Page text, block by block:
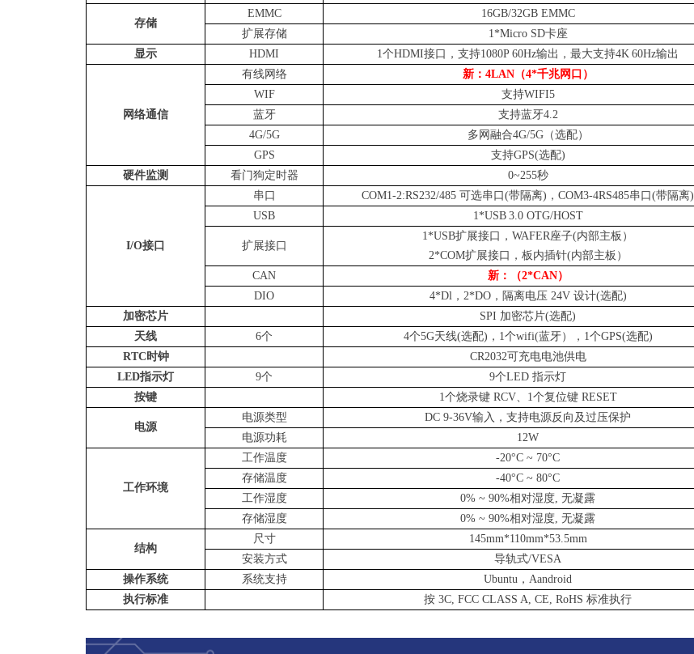
存储
EMMC 16GB/32GB EMMC
扩展存储
1*Micro SD卡座
显示
HDMI 1个HDMI接口，支持1080P 60Hz输出，最大支持4K 60Hz输出
网络通信
有线网络 新： 4LAN（4*千兆网口）
WIF
支持WIFI5
蓝牙
支持蓝牙4.2
4G/5G
多网融合4G/5G（选配）
GPS
支持GPS(选配)
硬件监测
看门狗定时器 0~255秒
I/O接口
串口
COM1-2:RS232/485 可选串口(带隔离)，COM3-4RS485串口(带隔离)
USB
1*USB 3.0 OTG/HOST
扩展接口
1*USB扩展接口，WAFER座子(内部主板）
2*COM扩展接口，板内插针(内部主板）
CAN
新：（2*CAN）
DIO
4*Dl，2*DO，隔离电压 24V 设计(选配)
加密芯片
SPI 加密芯片(选配)
天线
6个 4个5G天线(选配)，1个wifi(蓝牙）， 1个GPS(选配)
RTC时钟
CR2032可充电电池供电
LED指示灯
9个
9个LED 指示灯
按键
1个烧录键 RCV、1个复位键 RESET
电源
电源类型
DC 9-36V输入，支持电源反向及过压保护
电源功耗
12W
工作环境
工作温度
-20°C ~ 70°C
存储温度
-40°C ~ 80°C
工作湿度
0% ~ 90%相对湿度, 无凝露
存储湿度
0% ~ 90%相对湿度, 无凝露
结构
尺寸
145mm*110mm*53.5mm
安装方式
导轨式/VESA
操作系统
系统支持
Ubuntu，Aandroid
执行标准
按 3C, FCC CLASS A, CE, RoHS 标准执行